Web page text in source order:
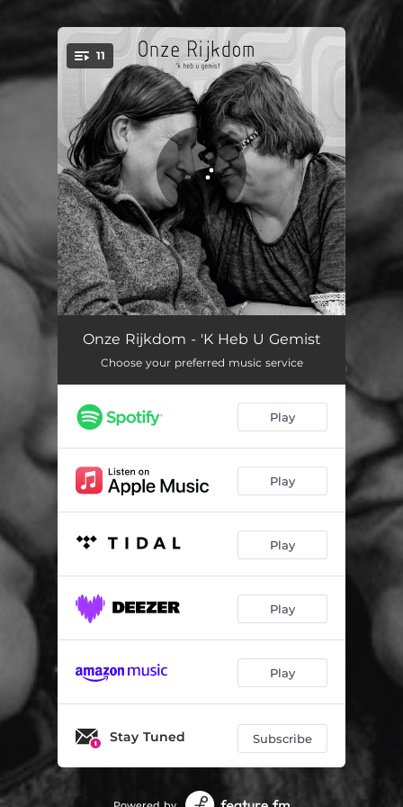
You're all set!
11
Allemaal 03:03
Dokter 03:02
Vertel Het Nu 04:07
Beestje
Madame Chichi 03:15
Waar Zijn Ze? 04:03
Uw Stad 03:45
03:29
03:40
Onze Rijkdom - 'K Heb U Gemist
Choose your preferred music service
Play
Play
Play
Play
Play
Stay Tuned Subscribe